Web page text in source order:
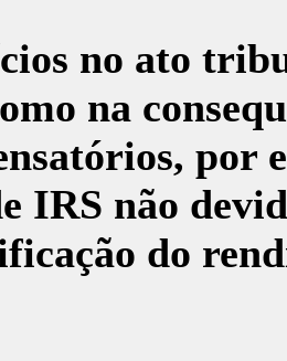
no ato
na
por
IRS não
do